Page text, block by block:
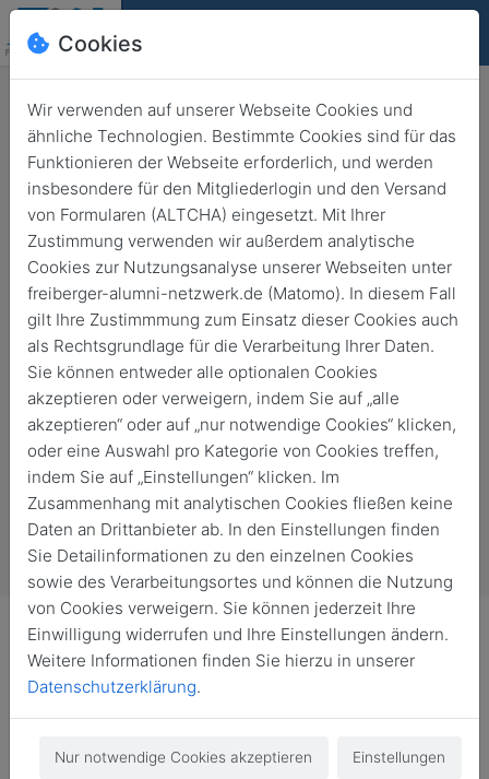
Erfolgreich und besonders
engagiert:
Deutschlandstipendium für 45
Studierende
erhielten 45 Studierende aus 6 Nationen am 21. Mai ein
Cookies
Wir verwenden auf unserer Webseite Cookies und
ähnliche Technologien. Bestimmte Cookies sind für das
Funktionieren der Webseite erforderlich, und werden
insbesondere für den Mitgliederlogin und den Versand
von Formularen (ALTCHA) eingesetzt. Mit Ihrer
Zustimmung verwenden wir außerdem analytische
Cookies zur Nutzungsanalyse unserer Webseiten unter
freiberger-alumni-netzwerk.de (Matomo). In diesem Fall
gilt Ihre Zustimmmung zum Einsatz dieser Cookies auch
als Rechtsgrundlage für die Verarbeitung Ihrer Daten.
Sie können entweder alle optionalen Cookies
akzeptieren oder verweigern, indem Sie auf „alle
akzeptieren“ oder auf „nur notwendige Cookies“ klicken,
oder eine Auswahl pro Kategorie von Cookies treffen,
indem Sie auf „Einstellungen“ klicken. Im
Zusammenhang mit analytischen Cookies fließen keine
Daten an Drittanbieter ab. In den Einstellungen finden
Sie Detailinformationen zu den einzelnen Cookies
sowie des Verarbeitungsortes und können die Nutzung
von Cookies verweigern. Sie können jederzeit Ihre
Einwilligung widerrufen und Ihre Einstellungen ändern.
Weitere Informationen finden Sie hierzu in unserer
Datenschutzerklärung.
Nur notwendige Cookies akzeptieren Einstellungen